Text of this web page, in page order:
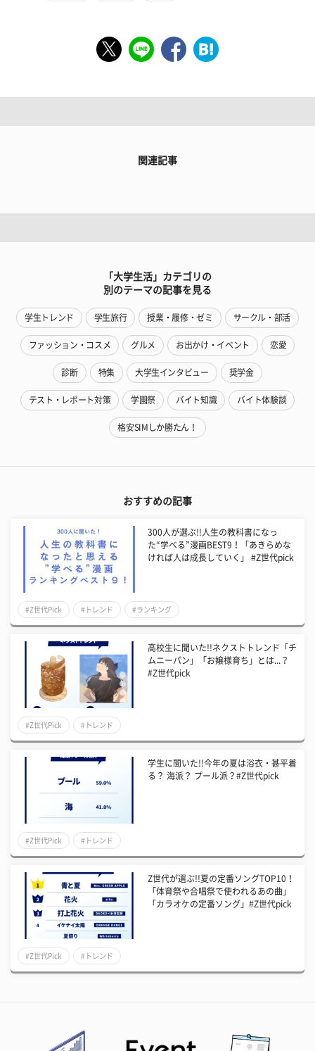
関連記事
「大学生活」カテゴリの
別のテーマの記事を見る
学生トレンド 学生旅行 授業・履修・ゼミ サークル・部活
ファッション・コスメ グルメ お出かけ・イベント 恋愛
診断 特集 大学生インタビュー 奨学金
テスト・レポート対策 学園祭 バイト知識 バイト体験談
格安SIMしか勝たん！
おすすめの記事
300人が選ぶ!!人生の教科書になっ
た“学べる”漫画BEST9！「あきらめな
ければ人は成長していく」 #Z世代pick
#Z世代Pick #トレンド #ランキング
高校生に聞いた!!ネクストトレンド「チ
ムニーパン」「お嬢様育ち」とは...？
#Z世代pick
#Z世代Pick #トレンド
学生に聞いた!!今年の夏は浴衣・甚平着
る？ 海派？ プール派？#Z世代pick
#Z世代Pick #トレンド
Z世代が選ぶ!!夏の定番ソングTOP10！
「体育祭や合唱祭で使われるあの曲」
「カラオケの定番ソング」#Z世代pick
#Z世代Pick #トレンド